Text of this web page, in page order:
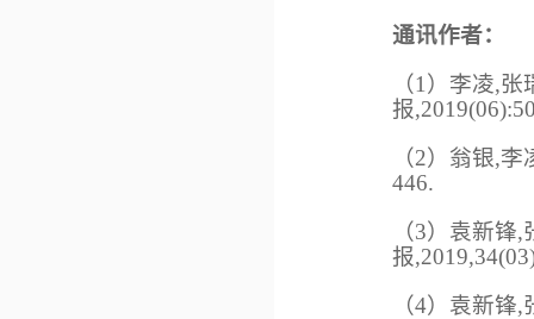
通讯作者：
（1）李凌,
报
（2）翁银,
446.
（3）袁新
报
（4）袁新